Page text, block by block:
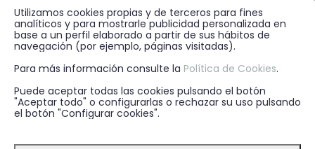
Utilizamos cookies propias y de terceros para fines
analíticos y para mostrarle publicidad personalizada en
base a un perfil elaborado a partir de sus hábitos de
navegación (por ejemplo, páginas visitadas).
Para más información consulte la Política de Cookies.
Puede aceptar todas las cookies pulsando el botón
"Aceptar todo" o configurarlas o rechazar su uso pulsando
el botón "Configurar cookies".